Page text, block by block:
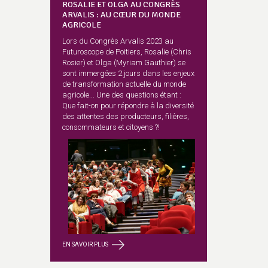
ROSALIE ET OLGA AU CONGRÈS
ARVALIS : AU CŒUR DU MONDE
AGRICOLE
Lors du Congrès Arvalis 2023 au
Futuroscope de Poitiers, Rosalie (Chris
Rosier) et Olga (Myriam Gauthier) se
sont immergées 2 jours dans les enjeux
de transformation actuelle du monde
agricole... Une des questions étant :
Que fait-on pour répondre à la diversité
des attentes des producteurs, filières,
consommateurs et citoyens ?!
EN SAVOIR PLUS